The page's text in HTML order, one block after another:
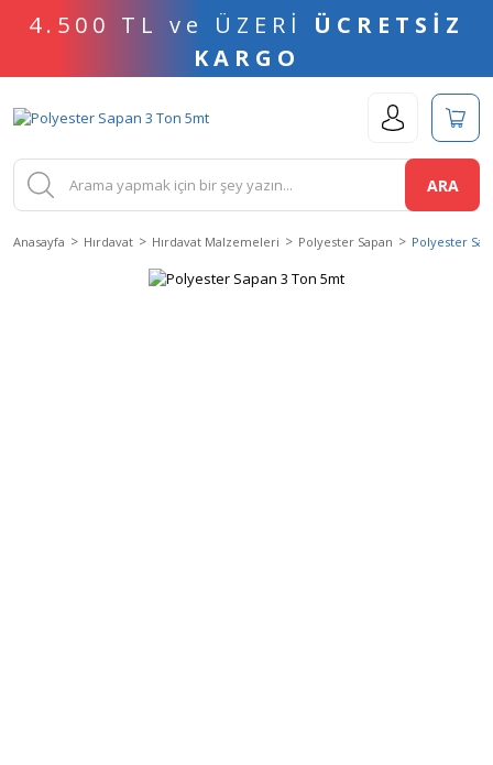
4.500 TL ve ÜZERİ ÜCRETSİZ
KARGO
ARA
Anasayfa Hırdavat Hırdavat Malzemeleri Polyester Sapan Polyester